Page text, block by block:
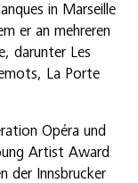
in Marseille
er an mehreren
darunter Les
La Porte
Opéra und
Artist Award
der Innsbrucker